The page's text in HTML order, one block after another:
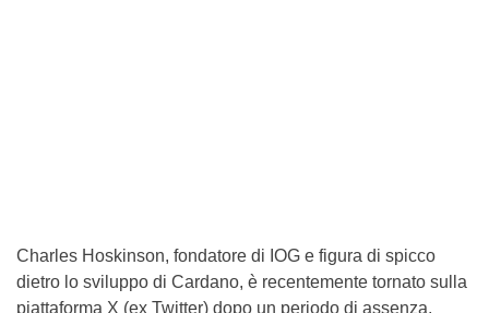
Charles Hoskinson, fondatore di IOG e figura di spicco
dietro lo sviluppo di Cardano, è recentemente tornato sulla
piattaforma X (ex Twitter) dopo un periodo di assenza,